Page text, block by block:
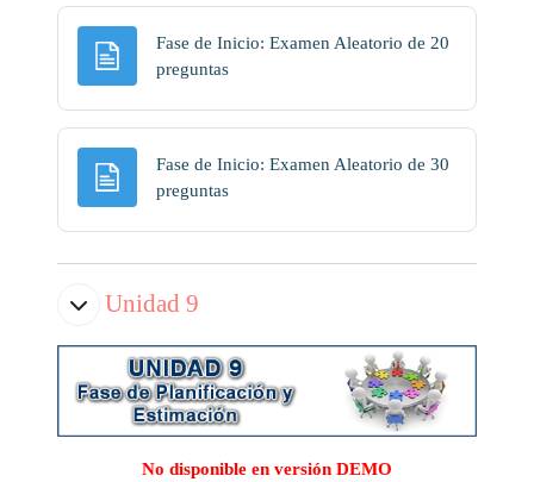
Fase de Inicio: Examen Aleatorio de 20
preguntasPágina
Fase de Inicio: Examen Aleatorio de 30
preguntasPágina
Unidad 9
No disponible en versión DEMO